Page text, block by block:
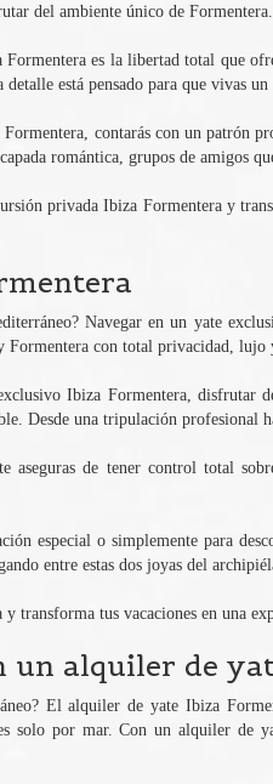
del ambiente único de Formentera.
es la libertad total que
está pensado para que vivas
contarás con un patrón
romántica, grupos de amigos
privada Ibiza Formentera y
Navegar en un yate
Formentera con total privacidad, lujo
Ibiza Formentera, disfrutar
Desde una tripulación profesional
de tener control total
especial o simplemente para
entre estas dos joyas del
transforma tus vacaciones en una
un alquiler de
El alquiler de yate Ibiza
solo por mar. Con un alquiler de